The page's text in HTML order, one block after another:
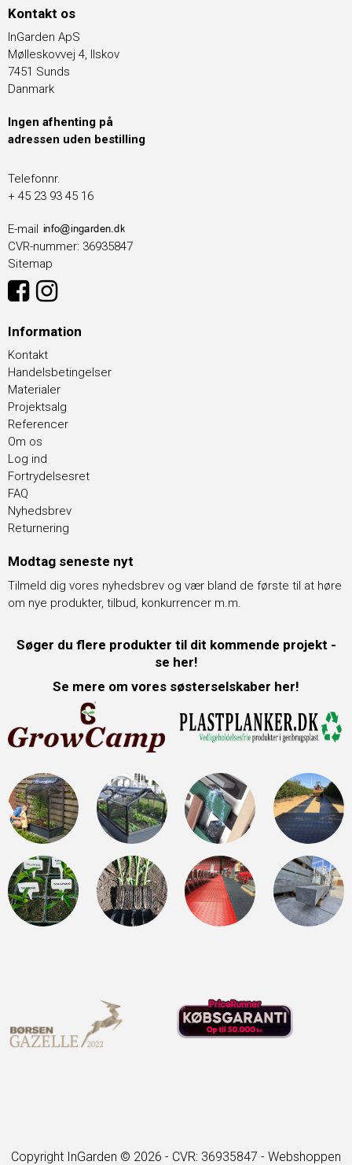
Kontakt os
InGarden ApS
Mølleskovvej 4, Ilskov
7451 Sunds
Danmark
Ingen afhenting på
adressen uden bestilling
Telefonnr.
+ 45 23 93 45 16
E-mail
CVR-nummer: 36935847
Sitemap
Information
Kontakt
Handelsbetingelser
Materialer
Projektsalg
Referencer
Om os
Log ind
Fortrydelsesret
FAQ
Nyhedsbrev
Returnering
Modtag seneste nyt
Tilmeld dig vores nyhedsbrev og vær bland de første til at høre
om nye produkter, tilbud, konkurrencer m.m.
Søger du flere produkter til dit kommende projekt -
se her!
Se mere om vores søsterselskaber her!
Copyright InGarden © 2026 - CVR: 36935847 - Webshoppen